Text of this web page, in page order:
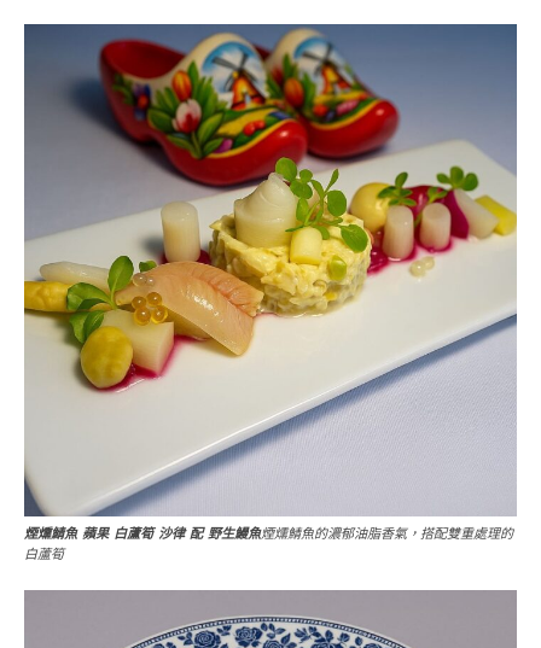
煙燻鯖魚 蘋果 白蘆筍 沙律 配 野生鰻魚煙燻鯖魚的濃郁油脂香氣，搭配雙重處理的
白蘆筍